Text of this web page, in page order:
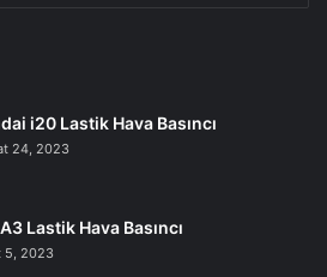
i20 Lastik Hava Basıncı
24, 2023
Lastik Hava Basıncı
5, 2023